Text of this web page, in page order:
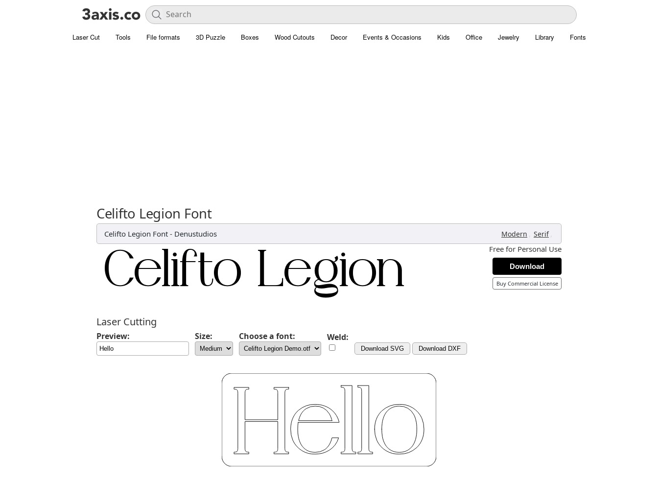
Laser Cut Tools File formats 3D Puzzle Boxes Wood Cutouts Decor Events & Occasions Kids Office Jewelry Library Fonts
Celifto Legion Font
Celifto Legion Font - Denustudios Modern , Serif ,
Free for Personal Use
Download
Buy Commercial License
Laser Cutting
Preview: Size: Choose a font: Weld:
Download SVG Download DXF